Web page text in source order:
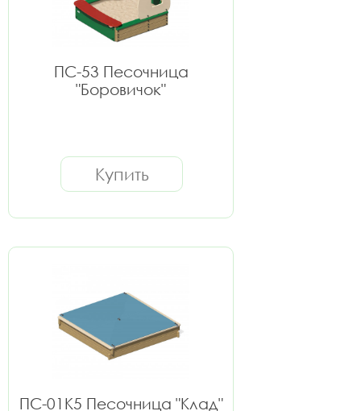
ПС-53 Песочница
"Боровичок"
Купить
ПС-01К5 Песочница "Клад"